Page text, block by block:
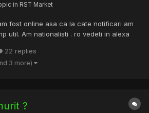
in RST Market
fost online asa ca la cate notificari am
util. Am nationalisti . ro vedeti in alexa
afisari, unici, comparatii Reclama pe
(doua spatii...
22 replies
3 more)
?